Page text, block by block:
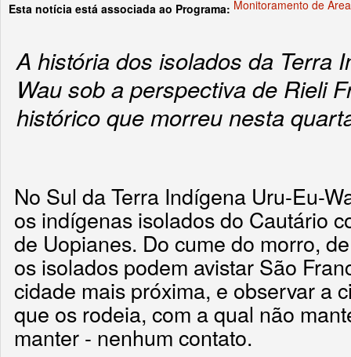
Esta notícia está associada ao Programa: Monitoramento de
A história dos isolados da Terra
Wau sob a perspectiva de Rieli
histórico que morreu nesta
No Sul da Terra Indígena Uru-Eu-
os indígenas isolados do Cautário
de Uopianes. Do cume do morro,
os isolados podem avistar São
cidade mais próxima, e observar a
que os rodeia, com a qual não
manter - nenhum contato.